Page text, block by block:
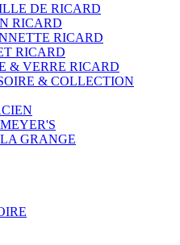
DE RICARD
RICARD
RICARD
RICARD
& VERRE RICARD
& COLLECTION
GRANGE